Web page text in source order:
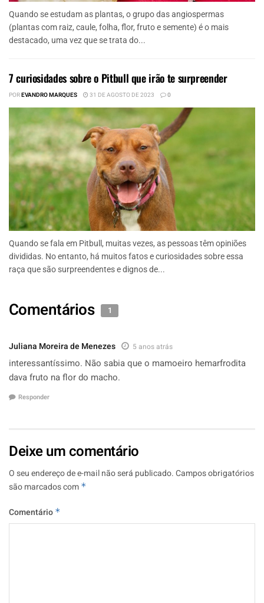
Quando se estudam as plantas, o grupo das angiospermas
(plantas com raiz, caule, folha, flor, fruto e semente) é o mais
destacado, uma vez que se trata do...
7 curiosidades sobre o Pitbull que irão te surpreender
POREVANDRO MARQUES 31 DE AGOSTO DE 2023 0
Quando se fala em Pitbull, muitas vezes, as pessoas têm opiniões
divididas. No entanto, há muitos fatos e curiosidades sobre essa
raça que são surpreendentes e dignos de...
Comentários 1
Juliana Moreira de Menezes 5 anos atrás
interessantíssimo. Não sabia que o mamoeiro hemarfrodita
dava fruto na flor do macho.
Responder
Deixe um comentário
O seu endereço de e-mail não será publicado.Campos obrigatórios
são marcados com *
Comentário *